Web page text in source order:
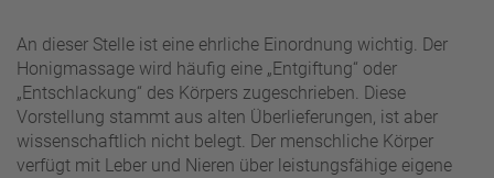
An dieser Stelle ist eine ehrliche Einordnung wichtig. Der
Honigmassage wird häufig eine „Entgiftung“ oder
„Entschlackung“ des Körpers zugeschrieben. Diese
Vorstellung stammt aus alten Überlieferungen, ist aber
wissenschaftlich nicht belegt. Der menschliche Körper
verfügt mit Leber und Nieren über leistungsfähige eigene